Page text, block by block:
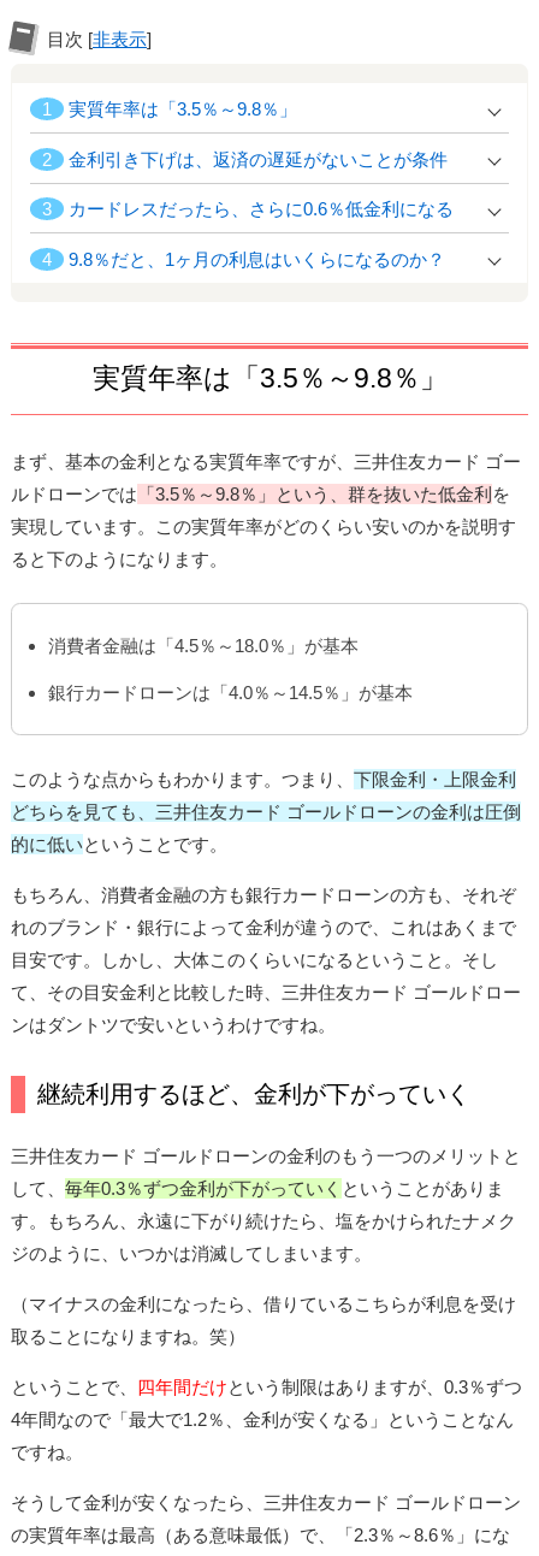
目次 [非表示]
1 実質年率は「3.5％～9.8％」
2 金利引き下げは、返済の遅延がないことが条件
3 カードレスだったら、さらに0.6％低金利になる
4 9.8％だと、1ヶ月の利息はいくらになるのか？
実質年率は「3.5％～9.8％」
まず、基本の金利となる実質年率ですが、三井住友カード ゴー
ルドローンでは 「3.5％～9.8％」という、群を抜いた低金利 を
実現しています。この実質年率がどのくらい安いのかを説明す
ると下のようになります。
消費者金融は「4.5％～18.0％」が基本
銀行カードローンは「4.0％～14.5％」が基本
このような点からもわかります。つまり、下限金利・上限金利
どちらを見ても、三井住友カード ゴールドローンの金利は圧倒
的に低いということです。
もちろん、消費者金融の方も銀行カードローンの方も、それぞ
れのブランド・銀行によって金利が違うので、これはあくまで
目安です。しかし、大体このくらいになるということ。そし
て、その目安金利と比較した時、三井住友カード ゴールドロー
ンはダントツで安いというわけですね。
継続利用するほど、金利が下がっていく
三井住友カード ゴールドローンの金利のもう一つのメリットと
して、毎年0.3％ずつ金利が下がっていく ということがありま
す。もちろん、永遠に下がり続けたら、塩をかけられたナメク
ジのように、いつかは消滅してしまいます。
（マイナスの金利になったら、借りているこちらが利息を受け
取ることになりますね。笑）
ということで、 四年間だけという制限はありますが、0.3％ずつ
4年間なので「最大で1.2％、金利が安くなる」ということなん
ですね。
そうして金利が安くなったら、三井住友カード ゴールドローン
の実質年率は最高（ある意味最低）で、「2.3％～8.6％」にな